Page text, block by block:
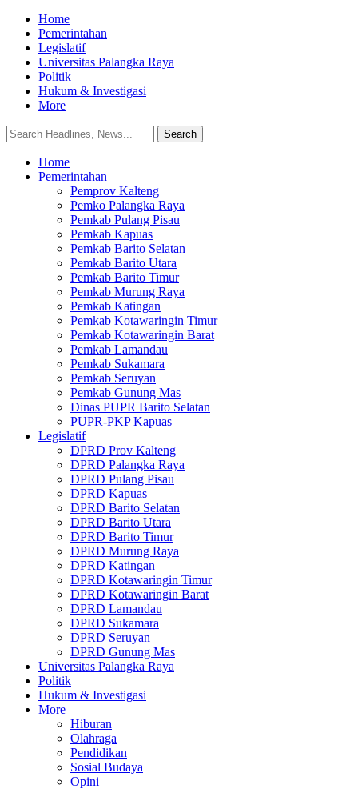
Home
Pemerintahan
Legislatif
Universitas Palangka Raya
Politik
Hukum & Investigasi
More
Home
Pemerintahan
Pemprov Kalteng
Pemko Palangka Raya
Pemkab Pulang Pisau
Pemkab Kapuas
Pemkab Barito Selatan
Pemkab Barito Utara
Pemkab Barito Timur
Pemkab Murung Raya
Pemkab Katingan
Pemkab Kotawaringin Timur
Pemkab Kotawaringin Barat
Pemkab Lamandau
Pemkab Sukamara
Pemkab Seruyan
Pemkab Gunung Mas
Dinas PUPR Barito Selatan
PUPR-PKP Kapuas
Legislatif
DPRD Prov Kalteng
DPRD Palangka Raya
DPRD Pulang Pisau
DPRD Kapuas
DPRD Barito Selatan
DPRD Barito Utara
DPRD Barito Timur
DPRD Murung Raya
DPRD Katingan
DPRD Kotawaringin Timur
DPRD Kotawaringin Barat
DPRD Lamandau
DPRD Sukamara
DPRD Seruyan
DPRD Gunung Mas
Universitas Palangka Raya
Politik
Hukum & Investigasi
More
Hiburan
Olahraga
Pendidikan
Sosial Budaya
Opini